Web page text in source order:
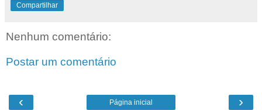
Compartilhar
Nenhum comentário:
Postar um comentário
‹ ›
Página inicial